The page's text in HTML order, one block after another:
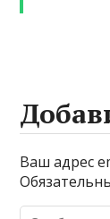
Ваш адрес